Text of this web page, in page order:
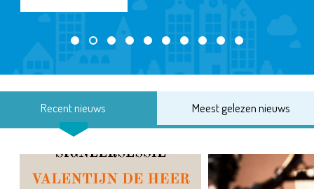
Recent nieuws Meest gelezen nieuws